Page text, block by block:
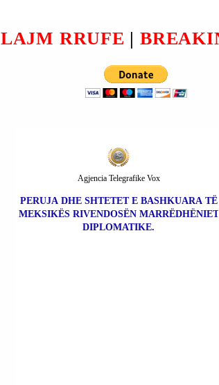
LAJM RRUFE |
PERUJA DHE SHTETET E BASHKUARA TË
MEKSIKËS RIVENDOSËN MARRËDHËNIET
DIPLOMATIKE.
Agjencia Telegrafike Vox